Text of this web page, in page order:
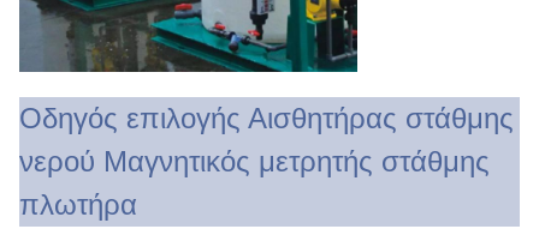
Οδηγός επιλογής Αισθητήρας στάθμης
νερού Μαγνητικός μετρητής στάθμης
πλωτήρα